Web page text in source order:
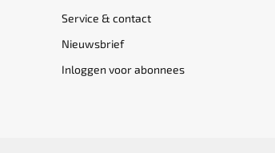
Service & contact
Nieuwsbrief
Inloggen voor abonnees